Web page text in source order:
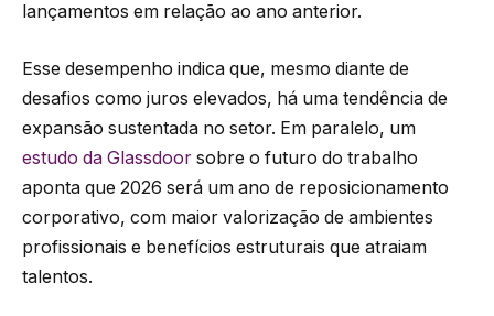
lançamentos em relação ao ano anterior.
Esse desempenho indica que, mesmo diante de
desafios como juros elevados, há uma tendência de
expansão sustentada no setor. Em paralelo, um
estudo da Glassdoor sobre o futuro do trabalho
aponta que 2026 será um ano de reposicionamento
corporativo, com maior valorização de ambientes
profissionais e benefícios estruturais que atraiam
talentos.